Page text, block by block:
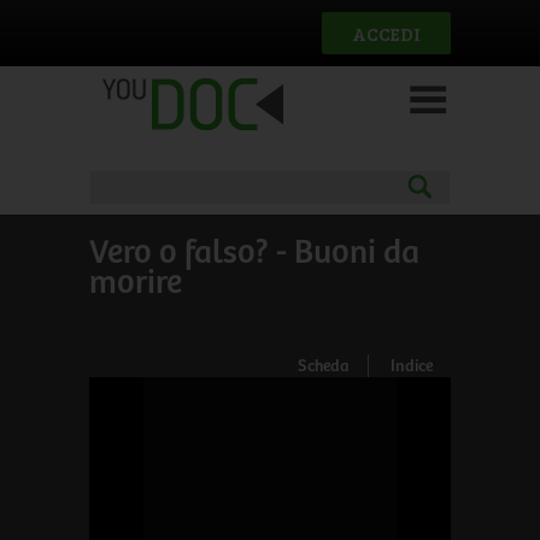
ACCEDI
Vero o falso? - Buoni da
morire
Scheda Indice